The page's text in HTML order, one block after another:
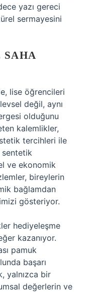
yazı gereci
sermayesini
SAHA
lise öğrencileri
değil, aynı
olduğunu
kalemlikler,
tercihleri ile
sentetik
ve ekonomik
bireylerin
bağlamdan
gösteriyor.
hediyeleşme
kazanıyor.
pamuk
başarı
yalnızca bir
değerlerin ve